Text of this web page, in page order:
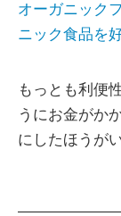
オーガニック
ニック食品を
もっとも利便
うにお金がか
にしたほうが